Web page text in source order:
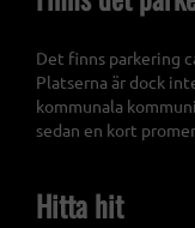
Det finns parkering
Platserna är dock
kommunala
sedan en kort
Hitta hit